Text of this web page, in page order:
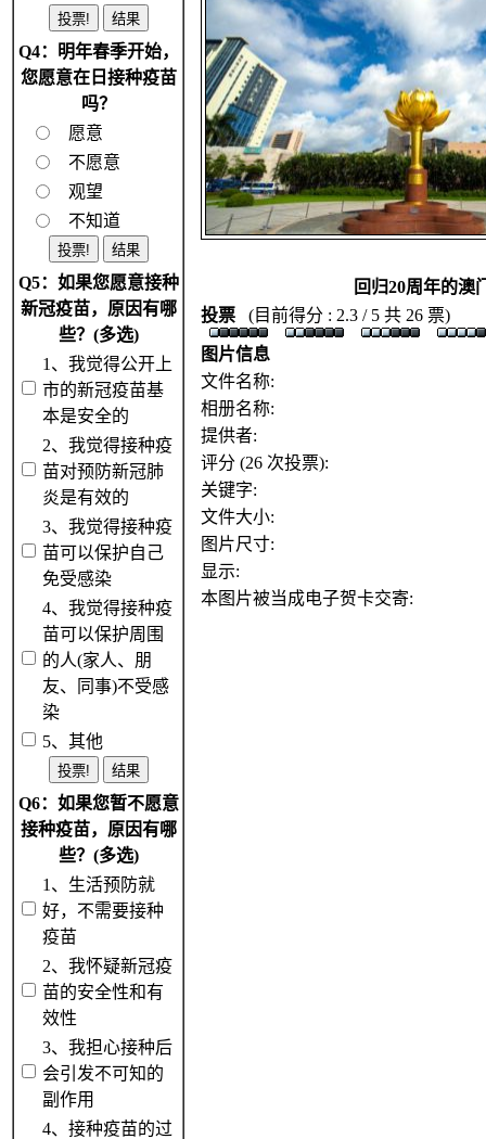
Q4：明年春季开始，
您愿意在日接种疫苗
吗？
愿意
不愿意
观望
不知道
Q5：如果您愿意接种
新冠疫苗，原因有哪
些？(多选)
1、我觉得公开上
市的新冠疫苗基
本是安全的
2、我觉得接种疫
苗对预防新冠肺
炎是有效的
3、我觉得接种疫
苗可以保护自己
免受感染
4、我觉得接种疫
苗可以保护周围
的人(家人、朋
友、同事)不受感
染
5、其他
Q6：如果您暂不愿意
接种疫苗，原因有哪
些？(多选)
1、生活预防就
好，不需要接种
疫苗
2、我怀疑新冠疫
苗的安全性和有
效性
3、我担心接种后
会引发不可知的
副作用
4、接种疫苗的过
回归20周年的澳
投票
(目前得分 : 2.3 / 5 共 26 票)
图片信息
文件名称:
相册名称:
提供者:
评分 (26 次投票):
关键字:
文件大小:
图片尺寸:
显示:
本图片被当成电子贺卡交寄: